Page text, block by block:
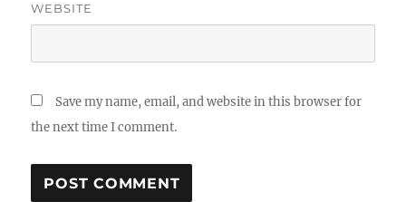
WEBSITE
Save my name, email, and website in this browser for
the next time I comment.